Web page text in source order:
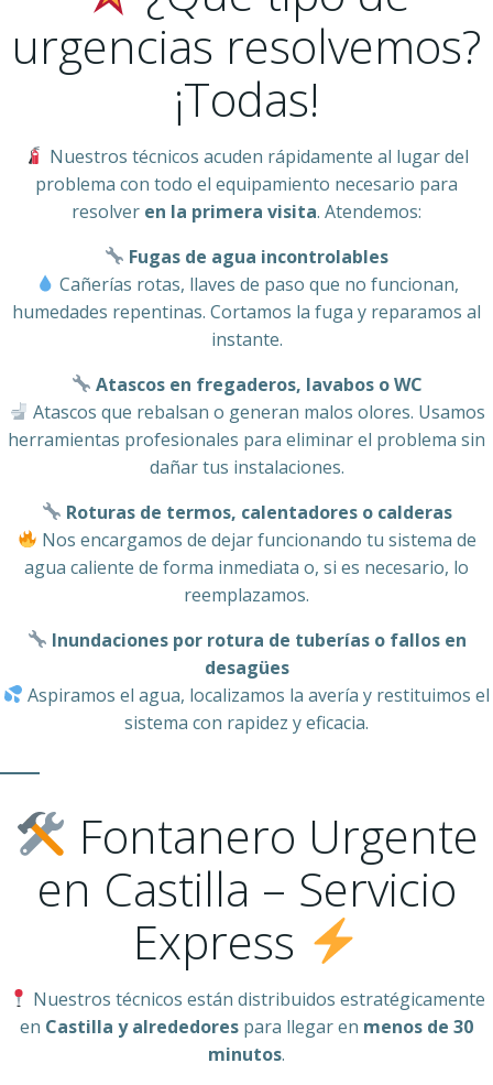
urgencias resolvemos?
¡Todas!
Nuestros técnicos acuden rápidamente al lugar del
problema con todo el equipamiento necesario para
resolver en la primera visita. Atendemos:
Fugas de agua incontrolables
Cañerías rotas, llaves de paso que no funcionan,
humedades repentinas. Cortamos la fuga y reparamos al
instante.
Atascos en fregaderos, lavabos o WC
Atascos que rebalsan o generan malos olores. Usamos
herramientas profesionales para eliminar el problema sin
dañar tus instalaciones.
Roturas de termos, calentadores o calderas
Nos encargamos de dejar funcionando tu sistema de
agua caliente de forma inmediata o, si es necesario, lo
reemplazamos.
Inundaciones por rotura de tuberías o fallos en
desagües
Aspiramos el agua, localizamos la avería y restituimos el
sistema con rapidez y eficacia.
Fontanero Urgente
en Castilla – Servicio
Express
Nuestros técnicos están distribuidos estratégicamente
en Castilla y alrededores para llegar en menos de 30
minutos.